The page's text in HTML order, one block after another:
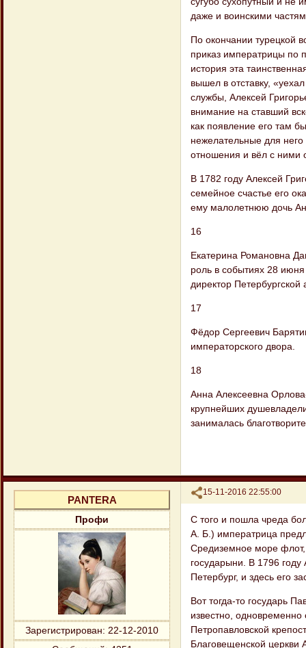
даже и воинскими
По окончании турецкой
приказ императрицы по
история эта
вышел в отставку,
службы, Алексей
внимание на ставший
как появление его там
нежелательные для
отношения и вёл с ними
В 1782 году Алексей
семейное счастье его
ему малолетнюю дочь
16
Екатерина Романовна
роль в событиях 28
директор
17
Фёдор Сергеевич
императорского двора.
18
Анна Алексеевна
крупнейших
занималась
Поделиться
15-11-2016 22:55:00
PANTERA
Профи
Зарегистрирован: 22-12-2010
С того и пошла чреда
А. Б.) императрица
Средиземное море флот,
государыни. В 1796 году
Петербург, и здесь его
Вот тогда-то государь
известно,
Петропавловской
Благовещенской церкви